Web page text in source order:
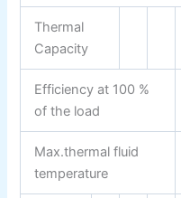
Thermal
Capacity
Efficiency at 100 %
of the load
Max.thermal fluid
temperature